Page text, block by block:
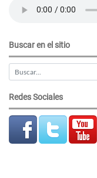
Buscar en el sitio
Redes Sociales